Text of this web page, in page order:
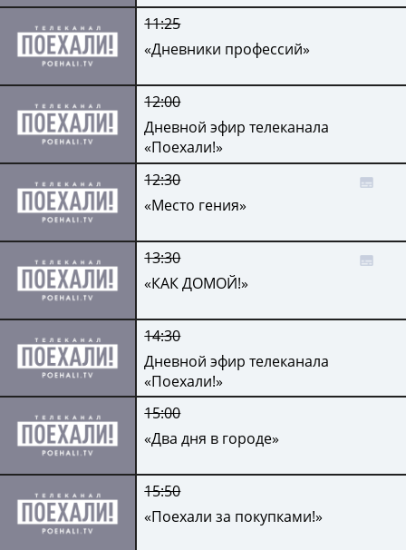
11:25
«Дневники профессий»
12:00
Дневной эфир телеканала
«Поехали!»
12:30
«Место гения»
13:30
«КАК ДОМОЙ!»
14:30
Дневной эфир телеканала
«Поехали!»
15:00
«Два дня в городе»
15:50
«Поехали за покупками!»